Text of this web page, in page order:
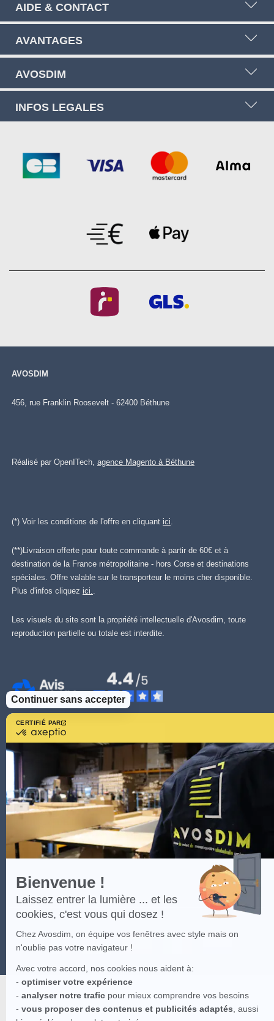
CERTIFIÉ PAR
savoir
plus
sur
Axeptio
Bienvenue !
Laissez entrer la lumière ... et les
cookies, c'est vous qui dosez !
Chez Avosdim, on équipe vos fenêtres avec style mais on
n'oublie pas votre navigateur !
Avec votre accord, nos cookies nous aident à:
- optimiser votre expérience
- analyser notre trafic pour mieux comprendre vos besoins
- vous proposer des contenus et publicités adaptés , aussi
Continuer sans accepter
AIDE & CONTACT
AVANTAGES
AVOSDIM
INFOS LEGALES
AVOSDIM
456, rue Franklin Roosevelt - 62400 Béthune
Réalisé par OpenITech, agence Magento à Béthune
(*) Voir les conditions de l'offre en cliquant ici
(**)Livraison offerte pour toute commande à partir de 60€ et à
destination de la France métropolitaine - hors Corse et destinations
spéciales. Offre valable sur le transporteur le moins cher disponible.
Plus d'infos cliquez ici.
Les visuels du site sont la propriété intellectuelle d'Avosdim, toute
reproduction partielle ou totale est interdite.